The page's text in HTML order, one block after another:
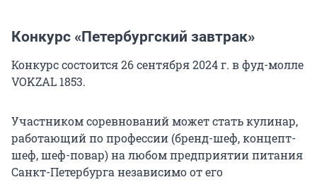
Конкурс «Петербургский завтрак»
Конкурс состоится 26 сентября 2024 г. в фуд-молле
VOKZAL 1853.
Участником соревнований может стать кулинар,
работающий по профессии (бренд-шеф, концепт-
шеф, шеф-повар) на любом предприятии питания
Санкт-Петербурга независимо от его